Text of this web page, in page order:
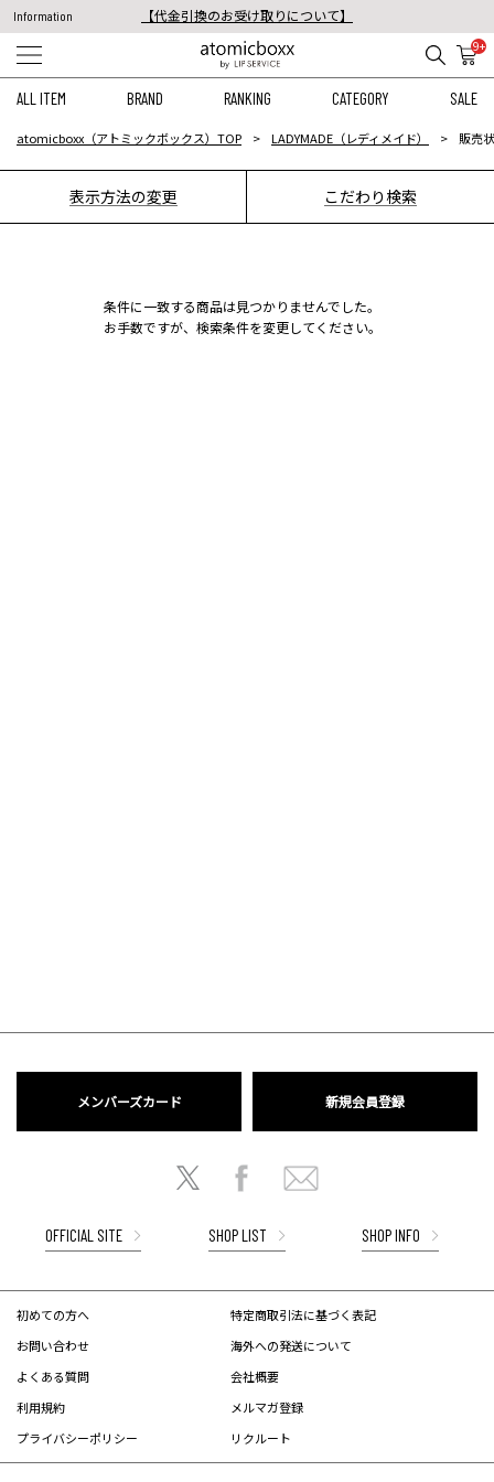
Information
【代金引換のお受け取りについて】
税込11,000円以上のご注文で送料無料！
9+
ALL ITEM BRAND RANKING CATEGORY SALE
atomicboxx（アトミックボックス）TOP LADYMADE（レディメイド） 販売
表示方法の変更 こだわり検索
条件に一致する商品は見つかりませんでした。
お手数ですが、検索条件を変更してください。
メンバーズカード 新規会員登録
OFFICIAL SITE SHOP LIST SHOP INFO
初めての方へ
お問い合わせ
よくある質問
利用規約
プライバシーポリシー
特定商取引法に基づく表記
海外への発送について
会社概要
メルマガ登録
リクルート